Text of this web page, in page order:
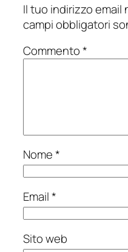
Il tuo indirizzo email
campi obbligatori
Commento*
Nome*
Email*
Sito web